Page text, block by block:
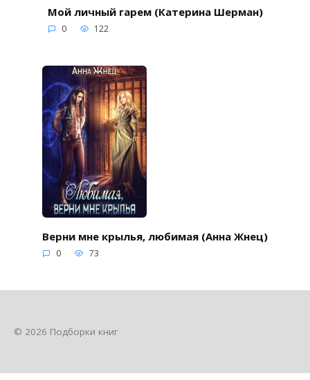
Мой личный гарем (Катерина Шерман)
0 122
Верни мне крылья, любимая (Анна Жнец)
0 73
© 2026 Подборки книг